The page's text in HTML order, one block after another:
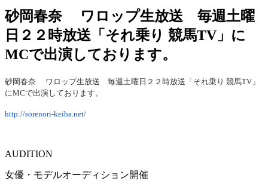
砂岡春奈 ワロップ生放送 毎週土曜
日２２時放送「それ乗り 競馬TV」に
MCで出演しております。
砂岡春奈 ワロップ生放送 毎週土曜日２２時放送「それ乗り 競馬TV」
にMCで出演しております。
http://sorenori-keiba.net/
AUDITION
女優・モデルオーディション開催